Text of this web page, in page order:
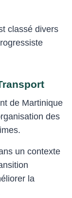
classé divers
de Martinique
des
un contexte
la